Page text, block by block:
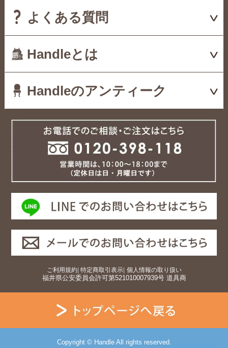
よくある質問
Handleとは
Handleのアンティーク
ご利用規約| 特定商取引表示| 個人情報の取り扱い
福井県公安委員会許可第521010007939号 道具商
Copyright © Handle All rights reserved.